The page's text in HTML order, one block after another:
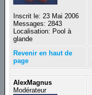
Inscrit le: 23 Mai 2006
Messages: 2843
Localisation: Pool à
glande
Revenir en haut de
page
AlexMagnus
Modérateur